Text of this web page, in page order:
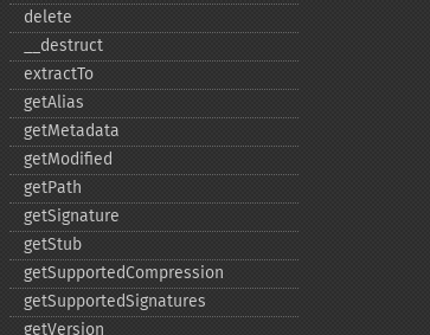
delete
_​_​destruct
extractTo
getAlias
getMetadata
getModified
getPath
getSignature
getStub
getSupportedCompression
getSupportedSignatures
getVersion